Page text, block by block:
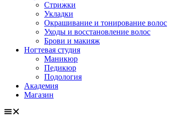
Стрижки
Укладки
Окрашивание и тонирование волос
Уходы и восстановление волос
Брови и макияж
Ногтевая студия
Маникюр
Педикюр
Подология
Академия
Магазин